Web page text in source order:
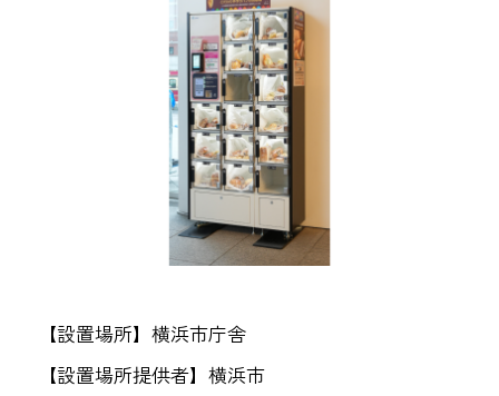
【設置場所】横浜市庁舎
【設置場所提供者】横浜市